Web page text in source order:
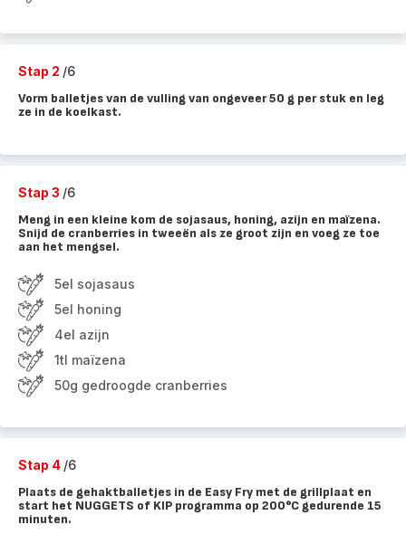
Stap 2 /6
Vorm balletjes van de vulling van ongeveer 50 g per stuk en leg
ze in de koelkast.
Stap 3 /6
Meng in een kleine kom de sojasaus, honing, azijn en maïzena.
Snijd de cranberries in tweeën als ze groot zijn en voeg ze toe
aan het mengsel.
5el sojasaus
5el honing
4el azijn
1tl maïzena
50g gedroogde cranberries
Stap 4 /6
Plaats de gehaktballetjes in de Easy Fry met de grillplaat en
start het NUGGETS of KIP programma op 200°C gedurende 15
minuten.